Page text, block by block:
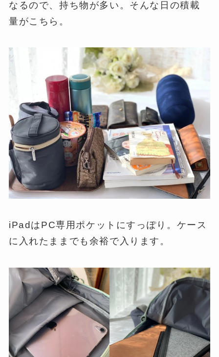
なるので、持ち物が多い。そんな日の積載
量がこちら。
iPadはPC専用ポケットにすっぽり。ケース
に入れたままでも余裕で入ります。